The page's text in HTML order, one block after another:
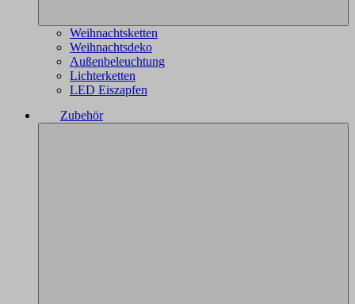
Weihnachtsketten
Weihnachtsdeko
Außenbeleuchtung
Lichterketten
LED Eiszapfen
Zubehör